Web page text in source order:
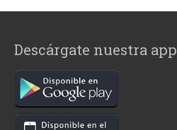
Descárgate nuestra app